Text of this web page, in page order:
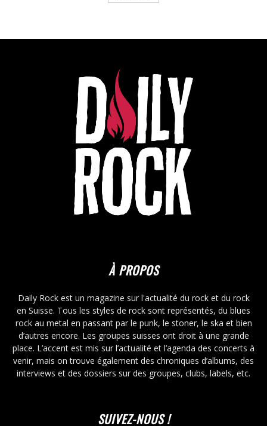
À PROPOS
Daily Rock est un magazine sur l'actualité du rock et du rock
en Suisse. Tous les styles de rock sont représentés, du blues
rock au metal en passant par le punk, le stoner, le ska et bien
d’autres encore. Les groupes suisses ont droit à une grande
place. L’accent est mis sur l’actualité et l’agenda des concerts à
venir, mais on trouve également des chroniques d’albums, des
interviews et des dossiers sur des groupes, clubs, labels, etc.
SUIVEZ-NOUS !